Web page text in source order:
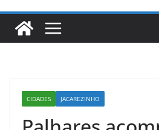
CIDADES JACAREZINHO